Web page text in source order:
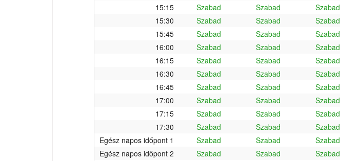
15:15
Szabad Szabad Szabad
15:30
Szabad Szabad Szabad
15:45
Szabad Szabad Szabad
16:00
Szabad Szabad Szabad
16:15
Szabad Szabad Szabad
16:30
Szabad Szabad Szabad
16:45
Szabad Szabad Szabad
17:00
Szabad Szabad Szabad
17:15
Szabad Szabad Szabad
17:30
Szabad Szabad Szabad
Egész napos időpont 1
Szabad Szabad Szabad
Egész napos időpont 2
Szabad Szabad Szabad